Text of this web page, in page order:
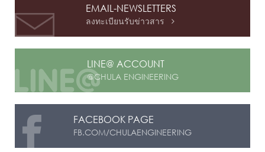
EMAIL-NEWSLETTERS
ลงทะเบียนรับข่าวสาร 
LINE@ ACCOUNT
@CHULA ENGINEERING
FACEBOOK PAGE
FB.COM/CHULAENGINEERING